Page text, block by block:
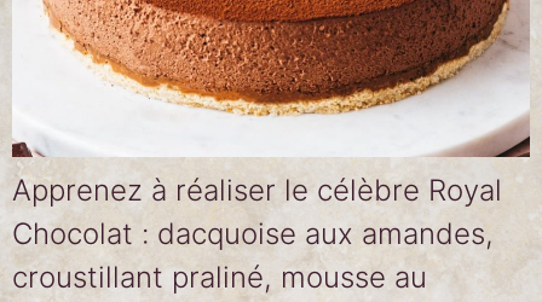
Apprenez à réaliser le célèbre Royal
Chocolat : dacquoise aux amandes,
croustillant praliné, mousse au